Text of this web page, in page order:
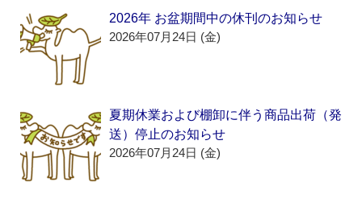
2026年 お盆期間中の休刊のお知らせ
2026年07月24日 (金)
夏期休業および棚卸に伴う商品出荷（発
送）停止のお知らせ
2026年07月24日 (金)